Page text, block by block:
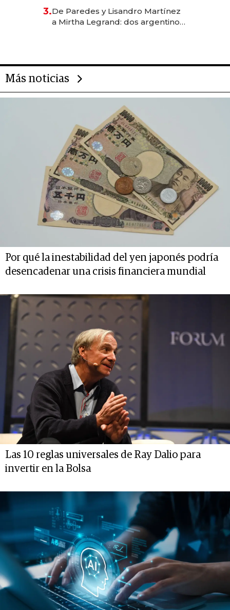
las marcas "fast premium"
3.De Paredes y Lisandro Martínez
a Mirtha Legrand: dos argentinos
Más noticias
Por qué la inestabilidad del yen japonés podría
desencadenar una crisis financiera mundial
Las 10 reglas universales de Ray Dalio para
invertir en la Bolsa